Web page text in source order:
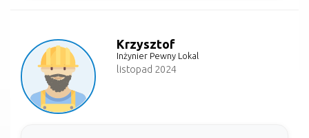
Krzysztof
Inżynier Pewny Lokal
listopad 2024